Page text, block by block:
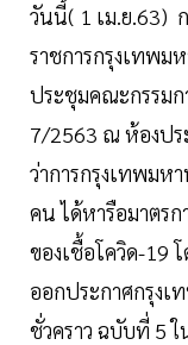
วันนี้( 1 เม.ย.63)
ราชการกรุงเทพม
ประชุมคณะกรรมก
7/2563 ณ ห้องปร
ว่าการกรุงเทพมห
คน ได้หารือมาตร
ของเชื้อโควิด-19
ออกประกาศกรุง
ชั่วคราว ฉบับที่ 5